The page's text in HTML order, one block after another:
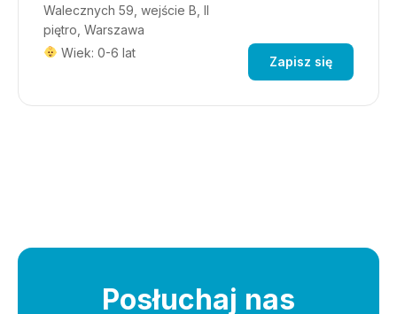
Walecznych 59, wejście B, II
piętro, Warszawa
Wiek: 0-6 lat
Zapisz się
Posłuchaj nas